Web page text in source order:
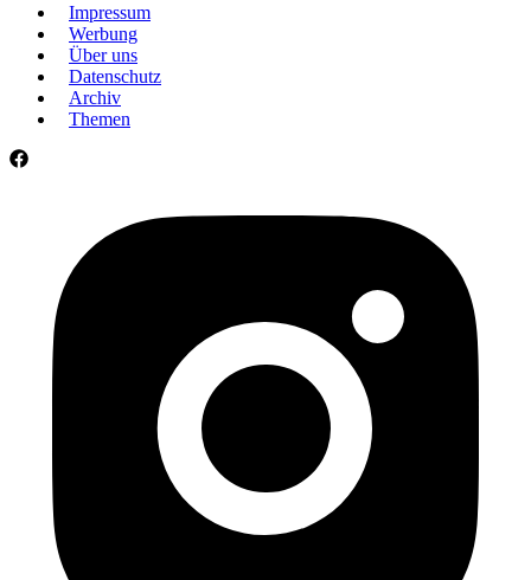
Impressum
Werbung
Über uns
Datenschutz
Archiv
Themen